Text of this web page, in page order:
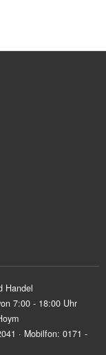
Handel
7:00 - 18:00 Uhr
· Mobilfon: 0171 -